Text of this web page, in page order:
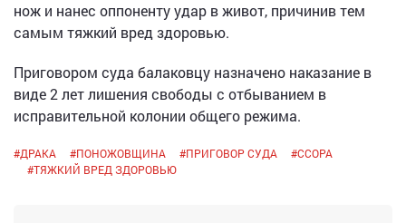
нож и нанес оппоненту удар в живот, причинив тем
самым тяжкий вред здоровью.
Приговором суда балаковцу назначено наказание в
виде 2 лет лишения свободы с отбыванием в
исправительной колонии общего режима.
#ДРАКА #ПОНОЖОВЩИНА #ПРИГОВОР СУДА #ССОРА
#ТЯЖКИЙ ВРЕД ЗДОРОВЬЮ